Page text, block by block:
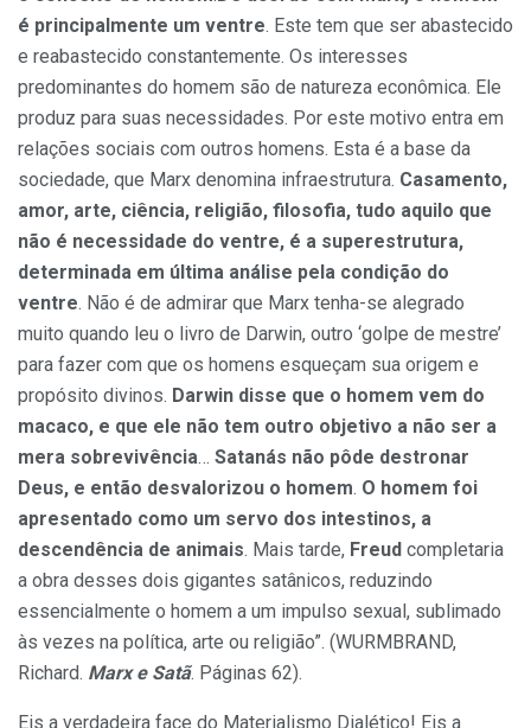
é principalmente um ventre. Este tem que ser abastecido
e reabastecido constantemente. Os interesses
predominantes do homem são de natureza econômica. Ele
produz para suas necessidades. Por este motivo entra em
relações sociais com outros homens. Esta é a base da
sociedade, que Marx denomina infraestrutura. Casamento,
amor, arte, ciência, religião, filosofia, tudo aquilo que
não é necessidade do ventre, é a superestrutura,
determinada em última análise pela condição do
ventre. Não é de admirar que Marx tenha-se alegrado
muito quando leu o livro de Darwin, outro ‘golpe de mestre’
para fazer com que os homens esqueçam sua origem e
propósito divinos. Darwin disse que o homem vem do
macaco, e que ele não tem outro objetivo a não ser a
mera sobrevivência… Satanás não pôde destronar
Deus, e então desvalorizou o homem. O homem foi
apresentado como um servo dos intestinos, a
descendência de animais. Mais tarde, Freud completaria
a obra desses dois gigantes satânicos, reduzindo
essencialmente o homem a um impulso sexual, sublimado
às vezes na política, arte ou religião”. (WURMBRAND,
Richard. Marx e Satã. Páginas 62).
Eis a verdadeira face do Materialismo Dialético! Eis a